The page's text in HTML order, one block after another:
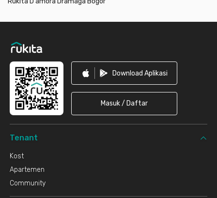
Download Aplikasi
Masuk / Daftar
Tenant
Kost
Apartemen
Community